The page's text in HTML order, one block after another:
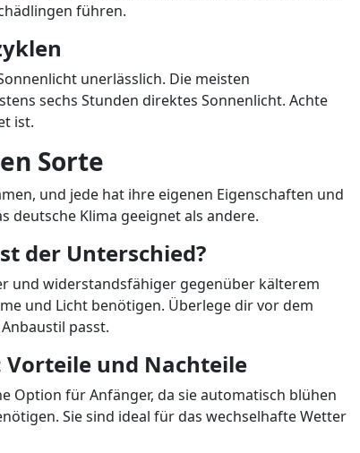
führen.
unerlässlich. Die meisten
sechs Stunden direktes Sonnenlicht. Achte
ist.
Sorte
und jede hat ihre eigenen Eigenschaften und
deutsche Klima geeignet als andere.
der Unterschied?
und widerstandsfähiger gegenüber kälterem
und Licht benötigen. Überlege dir vor dem
passt.
und Nachteile
Option für Anfänger, da sie automatisch blühen
Sie sind ideal für das wechselhafte Wetter